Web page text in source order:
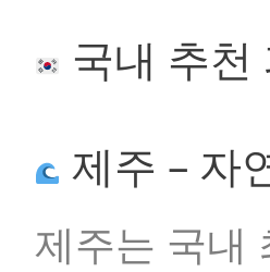
국내 추천
제주 – 자
제주는 국내